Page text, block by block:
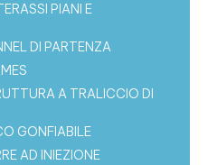
PIANI E
DI PARTENZA
A TRALICCIO DI
GONFIABILE
AD INIEZIONE